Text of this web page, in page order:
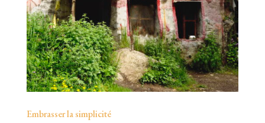
Embrasser la simplicité